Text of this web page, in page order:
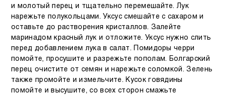
и молотый перец и тщательно перемешайте. Лук
нарежьте полукольцами. Уксус смешайте с сахаром и
оставьте до растворения кристаллов. Залейте
маринадом красный лук и отложите. Уксус нужно слить
перед добавлением лука в салат. Помидоры черри
помойте, просушите и разрежьте пополам. Болгарский
перец очистите от семян и нарежьте соломкой. Зелень
также промойте и измельчите. Кусок говядины
помойте и высушите, со всех сторон смажьте